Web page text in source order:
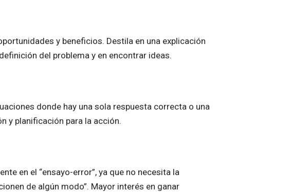
y beneficios. Destila en una explicación
del problema y en encontrar ideas.
donde hay una sola respuesta correcta o una
y planificación para la acción.
en el “ensayo-error”, ya que no necesita la
de algún modo”. Mayor interés en ganar